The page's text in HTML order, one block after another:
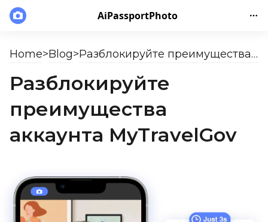
AiPassportPhoto
Home>Blog> Разблокируйте преимущества аккаунта MyTravelGov
Разблокируйте
преимущества
аккаунта MyTravelGov